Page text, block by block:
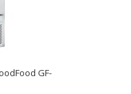
GF-